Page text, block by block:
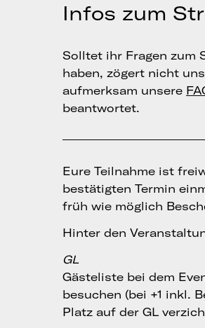
Infos zum
Solltet ihr Fragen zum
haben, zögert nicht
aufmerksam unsere
beantwortet.
Eure Teilnahme ist
bestätigten Termin
früh wie möglich
Hinter den
GL
Gästeliste bei dem
besuchen (bei +1 inkl.
Platz auf der GL